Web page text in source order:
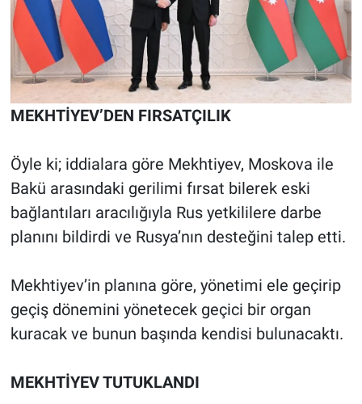
MEKHTİYEV’DEN FIRSATÇILIK
Öyle ki; iddialara göre Mekhtiyev, Moskova ile
Bakü arasındaki gerilimi fırsat bilerek eski
bağlantıları aracılığıyla Rus yetkililere darbe
planını bildirdi ve Rusya’nın desteğini talep etti.
Mekhtiyev’in planına göre, yönetimi ele geçirip
geçiş dönemini yönetecek geçici bir organ
kuracak ve bunun başında kendisi bulunacaktı.
MEKHTİYEV TUTUKLANDI